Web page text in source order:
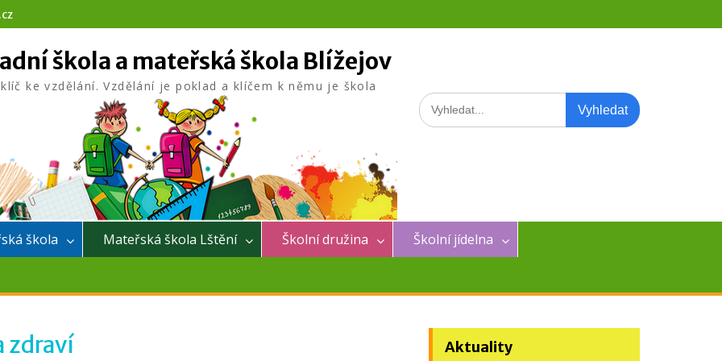
škola a mateřská škola Blížejov
ke vzdělání. Vzdělání je poklad a klíčem k němu je škola
Search
for:
škola Mateřská škola Lštění Školní družina
Školní jídelna
zdraví Aktuality